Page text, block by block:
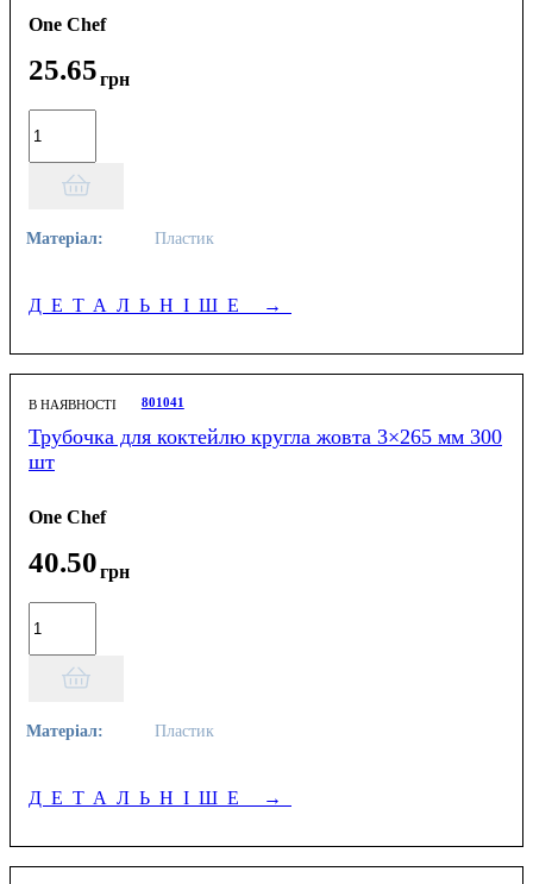
One Chef
25.65грн
Матеріал: Пластик
ДЕТАЛЬНІШЕ →
В НАЯВНОСТІ 801041
Трубочка для коктейлю кругла жовта 3×265 мм 300
шт
One Chef
40.50грн
Матеріал: Пластик
ДЕТАЛЬНІШЕ →